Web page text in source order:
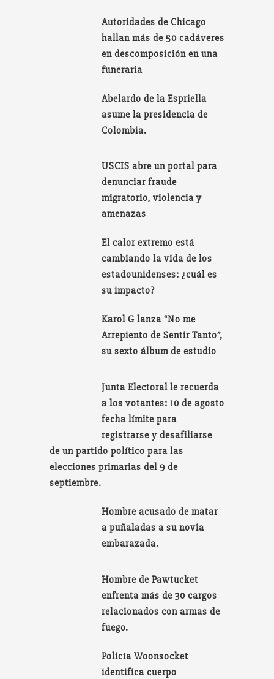
Autoridades de Chicago
hallan más de 50 cadáveres
en descomposición en una
funeraria
Abelardo de la Espriella
asume la presidencia de
Colombia.
USCIS abre un portal para
denunciar fraude
migratorio, violencia y
amenazas
El calor extremo está
cambiando la vida de los
estadounidenses: ¿cuál es
su impacto?
Karol G lanza “No me
Arrepiento de Sentir Tanto”,
su sexto álbum de estudio
Junta Electoral le recuerda
a los votantes: 10 de agosto
fecha límite para
registrarse y desafiliarse
de un partido político para las
elecciones primarias del 9 de
septiembre.
Hombre acusado de matar
a puñaladas a su novia
embarazada.
Hombre de Pawtucket
enfrenta más de 30 cargos
relacionados con armas de
fuego.
Policía Woonsocket
identifica cuerpo